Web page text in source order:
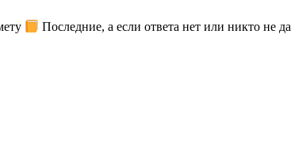
Последние, а если ответа нет или никто не